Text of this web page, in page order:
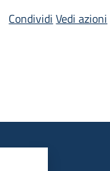
Condividi Vedi azioni